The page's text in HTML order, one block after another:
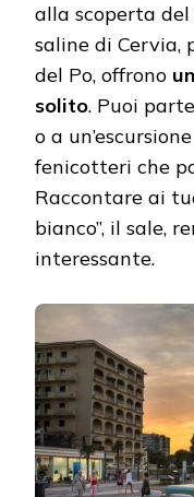
alla scoperta
saline di Cervia,
del Po, offrono
solito. Puoi
o a
fenicotteri che
Raccontare ai
bianco”, il sale,
interessante.